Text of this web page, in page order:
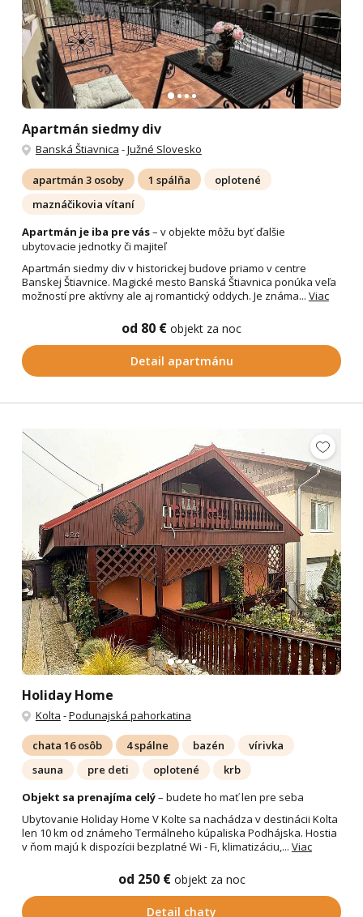
Apartmán siedmy div
Banská Štiavnica -Južné Slovesko
apartmán 3 osoby 1 spálňa
oplotené
maznáčikovia vítaní
Apartmán je iba pre vás– v objekte môžu byť ďalšie
ubytovacie jednotky či majiteľ
Apartmán siedmy div v historickej budove priamo v centre
Banskej Štiavnice. Magické mesto Banská Štiavnica ponúka veľa
možností pre aktívny ale aj romantický oddych. Je známa... Viac
od 80 € objekt za noc
Detail apartmánu
Holiday Home
Kolta -Podunajská pahorkatina
chata 16 osôb 4 spálne bazén
vírivka
sauna
pre deti oplotené
krb
Objekt sa prenajíma celý– budete ho mať len pre seba
Ubytovanie Holiday Home V Kolte sa nachádza v destinácii Kolta
len 10 km od známeho Termálneho kúpaliska Podhájska. Hostia
v ňom majú k dispozícii bezplatné Wi - Fi, klimatizáciu,... Viac
od 250 € objekt za noc
Detail chaty